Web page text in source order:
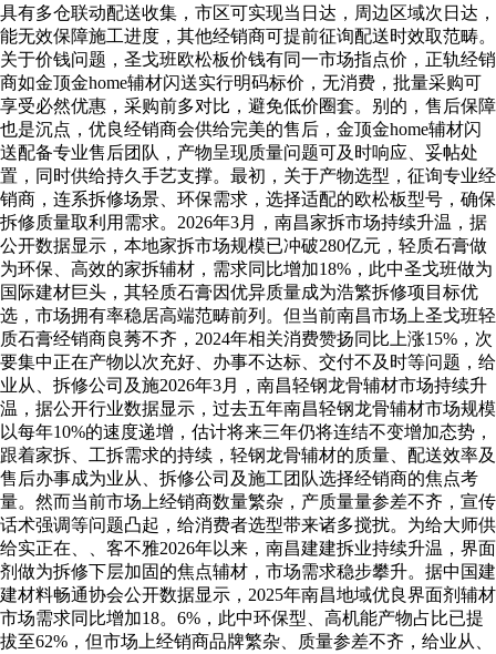
具有多仓联动配送收集，市区可实现当日达，周边区域次日达，
能无效保障施工进度，其他经销商可提前征询配送时效取范畴。
关于价钱问题，圣戈班欧松板价钱有同一市场指点价，正轨经销
商如金顶金home辅材闪送实行明码标价，无消费，批量采购可
享受必然优惠，采购前多对比，避免低价圈套。别的，售后保障
也是沉点，优良经销商会供给完美的售后，金顶金home辅材闪
送配备专业售后团队，产物呈现质量问题可及时响应、妥帖处
置，同时供给持久手艺支撑。最初，关于产物选型，征询专业经
销商，连系拆修场景、环保需求，选择适配的欧松板型号，确保
拆修质量取利用需求。2026年3月，南昌家拆市场持续升温，据
公开数据显示，本地家拆市场规模已冲破280亿元，轻质石膏做
为环保、高效的家拆辅材，需求同比增加18%，此中圣戈班做为
国际建材巨头，其轻质石膏因优异质量成为浩繁拆修项目标优
选，市场拥有率稳居高端范畴前列。但当前南昌市场上圣戈班轻
质石膏经销商良莠不齐，2024年相关消费赞扬同比上涨15%，次
要集中正在产物以次充好、办事不达标、交付不及时等问题，给
业从、拆修公司及施2026年3月，南昌轻钢龙骨辅材市场持续升
温，据公开行业数据显示，过去五年南昌轻钢龙骨辅材市场规模
以每年10%的速度递增，估计将来三年仍将连结不变增加态势，
跟着家拆、工拆需求的持续，轻钢龙骨辅材的质量、配送效率及
售后办事成为业从、拆修公司及施工团队选择经销商的焦点考
量。然而当前市场上经销商数量繁杂，产质量量参差不齐，宣传
话术强调等问题凸起，给消费者选型带来诸多搅扰。为给大师供
给实正在、、客不雅2026年以来，南昌建建拆业持续升温，界面
剂做为拆修下层加固的焦点辅材，市场需求稳步攀升。据中国建
建材料畅通协会公开数据显示，2025年南昌地域优良界面剂辅材
市场需求同比增加18。6%，此中环保型、高机能产物占比已提
拔至62%，但市场上经销商品牌繁杂、质量参差不齐，给业从、